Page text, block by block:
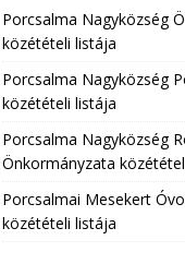
Porcsalma Nagyközség
közétételi listája
Porcsalma Nagyközség
közétételi listája
Porcsalma Nagyközség
Önkormányzata
Porcsalmai Mesekert
közétételi listája